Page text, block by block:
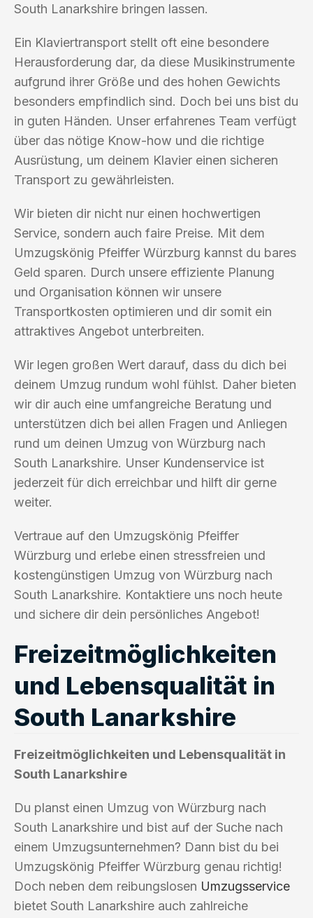
South Lanarkshire bringen lassen.
Ein Klaviertransport stellt oft eine besondere
Herausforderung dar, da diese Musikinstrumente
aufgrund ihrer Größe und des hohen Gewichts
besonders empfindlich sind. Doch bei uns bist du
in guten Händen. Unser erfahrenes Team verfügt
über das nötige Know-how und die richtige
Ausrüstung, um deinem Klavier einen sicheren
Transport zu gewährleisten.
Wir bieten dir nicht nur einen hochwertigen
Service, sondern auch faire Preise. Mit dem
Umzugskönig Pfeiffer Würzburg kannst du bares
Geld sparen. Durch unsere effiziente Planung
und Organisation können wir unsere
Transportkosten optimieren und dir somit ein
attraktives Angebot unterbreiten.
Wir legen großen Wert darauf, dass du dich bei
deinem Umzug rundum wohl fühlst. Daher bieten
wir dir auch eine umfangreiche Beratung und
unterstützen dich bei allen Fragen und Anliegen
rund um deinen Umzug von Würzburg nach
South Lanarkshire. Unser Kundenservice ist
jederzeit für dich erreichbar und hilft dir gerne
weiter.
Vertraue auf den Umzugskönig Pfeiffer
Würzburg und erlebe einen stressfreien und
kostengünstigen Umzug von Würzburg nach
South Lanarkshire. Kontaktiere uns noch heute
und sichere dir dein persönliches Angebot!
Freizeitmöglichkeiten
und Lebensqualität in
South Lanarkshire
Freizeitmöglichkeiten und Lebensqualität in
South Lanarkshire
Du planst einen Umzug von Würzburg nach
South Lanarkshire und bist auf der Suche nach
einem Umzugsunternehmen? Dann bist du bei
Umzugskönig Pfeiffer Würzburg genau richtig!
Doch neben dem reibungslosen Umzugsservice
bietet South Lanarkshire auch zahlreiche